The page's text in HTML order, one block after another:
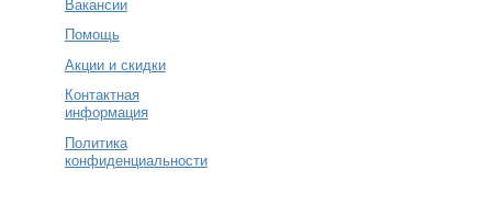
Вакансии
Помощь
Акции и скидки
Контактная
информация
Политика
конфиденциальности